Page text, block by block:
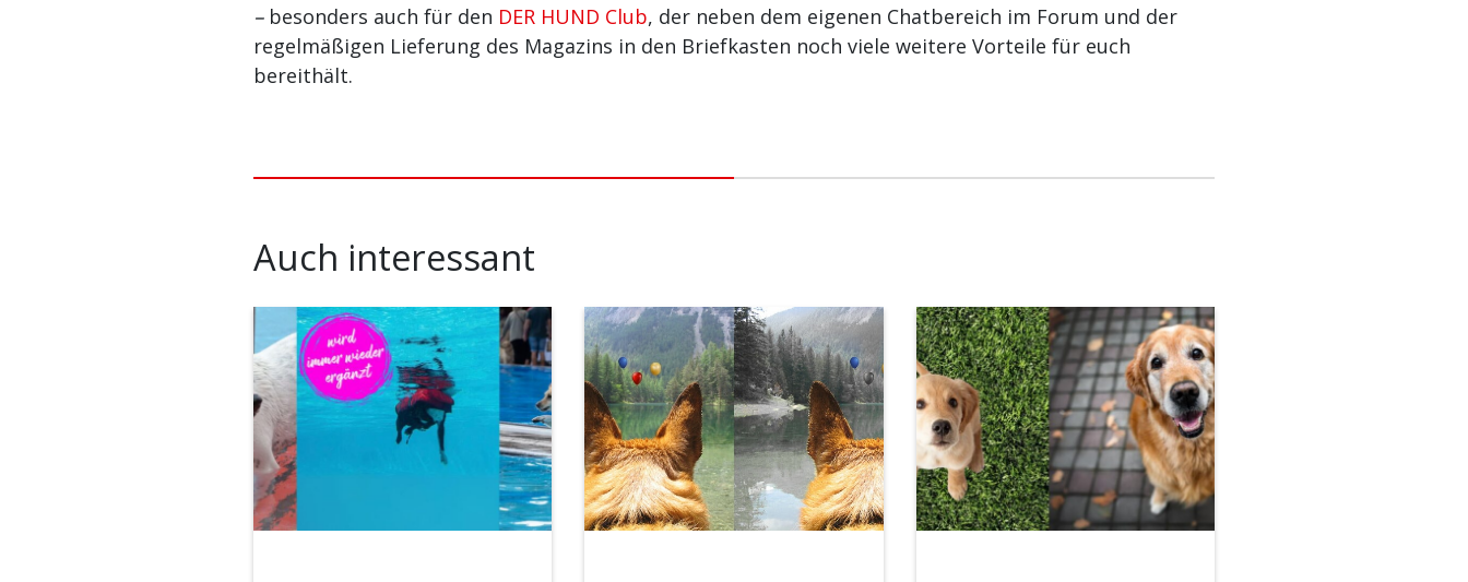
– besonders auch für den DER HUND Club, der neben dem eigenen Chatbereich im Forum und der
regelmäßigen Lieferung des Magazins in den Briefkasten noch viele weitere Vorteile für euch
bereithält.
Auch interessant